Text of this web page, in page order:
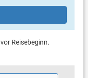
Reisebeginn.